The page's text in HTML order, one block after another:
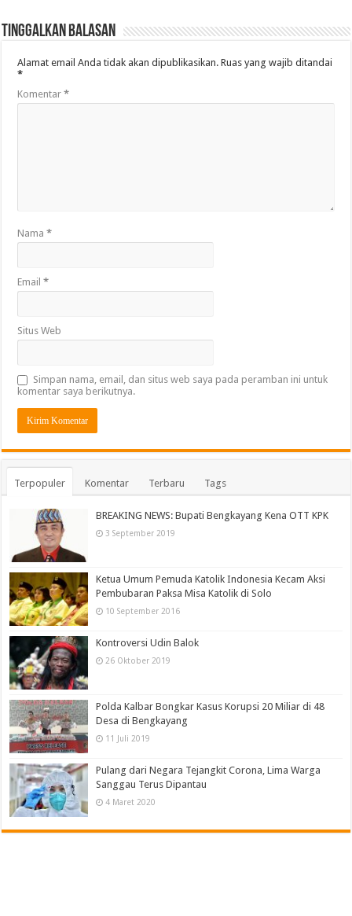
Tinggalkan Balasan
Alamat email Anda tidak akan dipublikasikan. Ruas yang wajib ditandai
*
Komentar*
Nama*
Email*
Situs Web
Simpan nama, email, dan situs web saya pada peramban ini untuk
komentar saya berikutnya.
Terpopuler Komentar Terbaru Tags
BREAKING NEWS: Bupati Bengkayang Kena OTT KPK
3 September 2019
Ketua Umum Pemuda Katolik Indonesia Kecam Aksi
Pembubaran Paksa Misa Katolik di Solo
10 September 2016
Kontroversi Udin Balok
26 Oktober 2019
Polda Kalbar Bongkar Kasus Korupsi 20 Miliar di 48
Desa di Bengkayang
11 Juli 2019
Pulang dari Negara Tejangkit Corona, Lima Warga
Sanggau Terus Dipantau
4 Maret 2020